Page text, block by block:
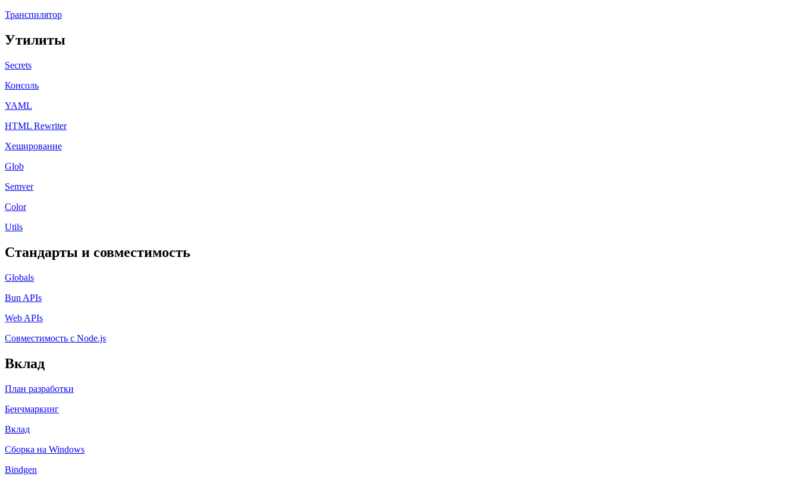
Транспилятор
Утилиты
Secrets
Консоль
YAML
HTML Rewriter
Хеширование
Glob
Semver
Color
Utils
Стандарты и совместимость
Globals
Bun APIs
Web APIs
Совместимость с Node.js
Вклад
План разработки
Бенчмаркинг
Вклад
Сборка на Windows
Bindgen